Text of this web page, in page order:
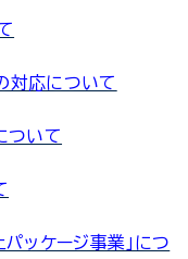
対応について
ついて
ッケージ事業」につ